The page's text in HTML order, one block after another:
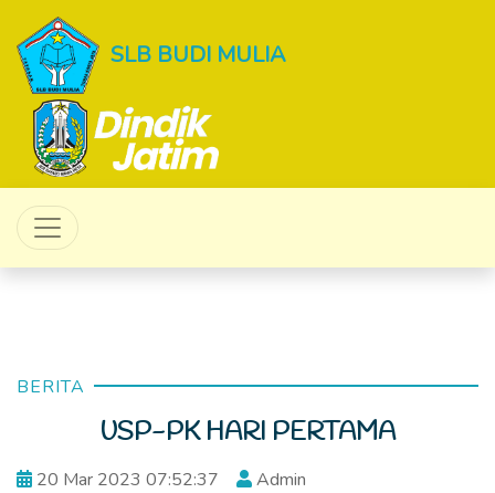
SLB BUDI MULIA
BERITA
USP-PK HARI PERTAMA
20 Mar 2023 07:52:37 Admin